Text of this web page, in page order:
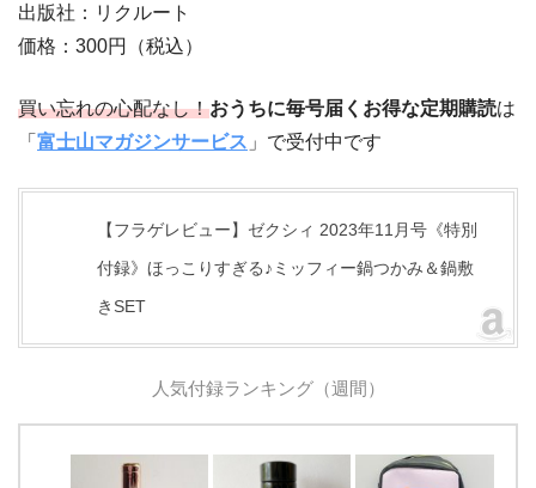
出版社：リクルート
価格：300円（税込）
買い忘れの心配なし！おうちに毎号届くお得な定期購読は
「 富士山マガジンサービス 」で受付中です
【フラゲレビュー】ゼクシィ 2023年11月号《特別
付録》ほっこりすぎる♪ミッフィー鍋つかみ＆鍋敷
きSET
人気付録ランキング（週間）